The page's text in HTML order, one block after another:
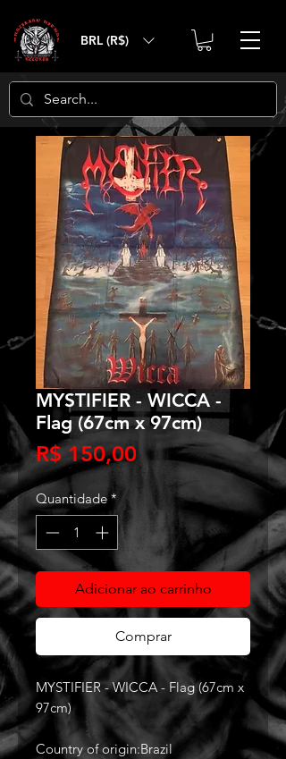
BRL (R$)
MYSTIFIER - WICCA -
Flag (67cm x 97cm)
R$ 150,00Preço
Quantidade *
Adicionar ao carrinho
Comprar
MYSTIFIER - WICCA - Flag (67cm x
97cm)
Country of origin:Brazil